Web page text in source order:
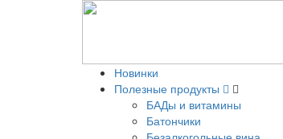
Новинки
Полезные продукты
БАДы и витамины
Батончики